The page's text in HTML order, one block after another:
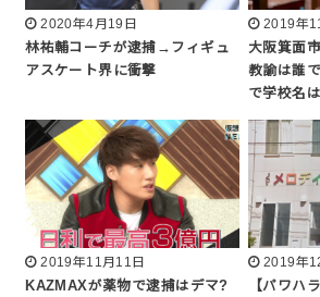
2020年4月19日
林祐輔コーチが逮捕→フィギュ
アスケート界に衝撃
2019年
大阪箕面
教諭は誰
で学校名
2019年11月11日
KAZMAXが薬物で逮捕はデマ?
2019年
【パワハ